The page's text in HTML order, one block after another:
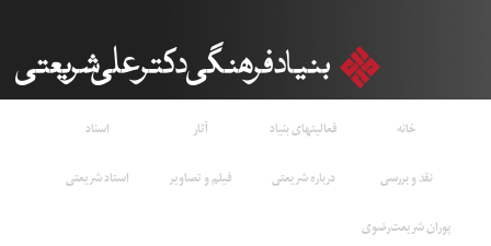
خانه فعالیتهای بنیاد آثار
اسناد
نقد و بررسی
درباره شریعتی فیلم و تصاویر
استاد شریعتی
پوران شریعت‌رضوی